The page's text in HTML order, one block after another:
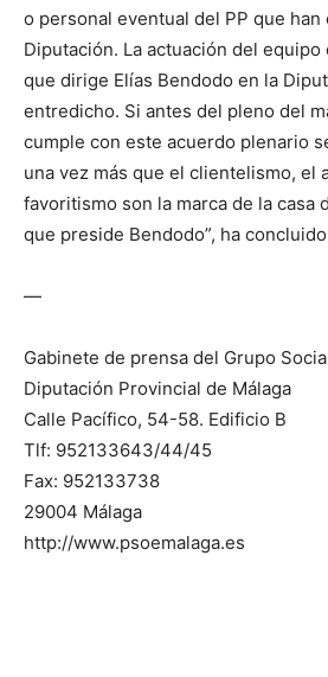
o personal eventual del PP que han
Diputación. La actuación del
que dirige Elías Bendodo en la
entredicho. Si antes del pleno del
cumple con este acuerdo plenario
una vez más que el clientelismo, el
favoritismo son la marca de la casa
que preside Bendodo”, ha
—
Gabinete de prensa del Grupo
Diputación Provincial de Málaga
Calle Pacífico, 54-58. Edificio B
Tlf: 952133643/44/45
Fax: 952133738
29004 Málaga
http://www.psoemalaga.es